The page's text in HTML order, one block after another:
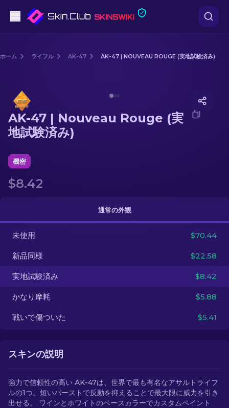
スナイパーライフル
その他
JA
ホーム ライフル AK-47 AK-47 | NOUVEAU ROUGE (実地試験済み)
AK-47 | Nouveau Rouge (実
地試験済み)
機密
$8.42
通常の外観
未使用 $70.44
新品同様 $22.58
実地試験済み $8.42
かなり摩耗 $5.88
戦いで傷ついた $5.41
スキンの説明
強力で信頼性の高い AK-47は、世界で最も有名なアサルトライフ
ルの1つ。短いバーストで反動を抑えることで最大限に威力を引き
出せる。 ワインとホワイトのベースカラーでカスタムペイント